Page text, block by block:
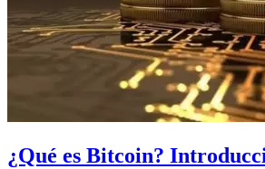
¿Qué es Bitcoin?